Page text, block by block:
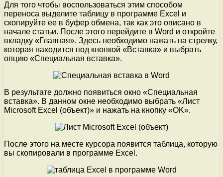
Для того чтобы воспользоваться этим способом
переноса выделите таблицу в программе Excel и
скопируйте ее в буфер обмена, так как это описано в
начале статьи. После этого перейдите в Word и откройте
вкладку «Главная». Здесь необходимо нажать на стрелку,
которая находится под кнопкой «Вставка» и выбрать
опцию «Специальная вставка».
В результате должно появиться окно «Специальная
вставка». В данном окне необходимо выбрать «Лист
Microsoft Excel (объект)» и нажать на кнопку «OK».
После этого на месте курсора появится таблица, которую
вы скопировали в программе Excel.